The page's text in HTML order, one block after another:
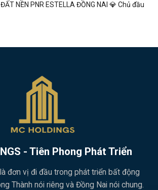
NỀN PNR ESTELLA ĐỒNG NAI 💎 Chủ đầu
- Tiên Phong Phát Triển
đơn vị đi đầu trong phát triển bất động
Thành nói riêng và Đồng Nai nói chung.